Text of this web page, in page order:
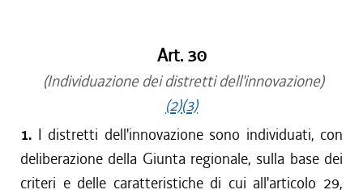
Art. 30
(Individuazione dei distretti dell'innovazione)
(2)(3)
1. I distretti dell'innovazione sono individuati, con
deliberazione della Giunta regionale, sulla base dei
criteri e delle caratteristiche di cui all'articolo 29,